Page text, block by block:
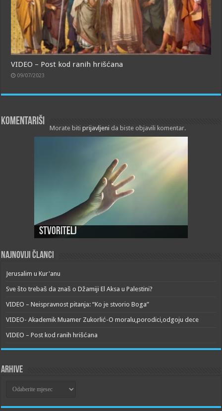
VIDEO – Post kod ranih hrišćana
09/07/2023
Komentariši
Morate bitiprijavljeni da biste objavili komentar.
Stvoritelj
Najnoviji članci
Jerusalim u Kur'anu
Sve što trebaš da znaš o Džamiji El Aksa u Palestini?
VIDEO – Neispravnost pitanja: “Ko je stvorio Boga”
VIDEO- Akademik Muamer Zukorlić-O moralu,porodici,odgoju dece
VIDEO – Post kod ranih hrišćana
Arhive